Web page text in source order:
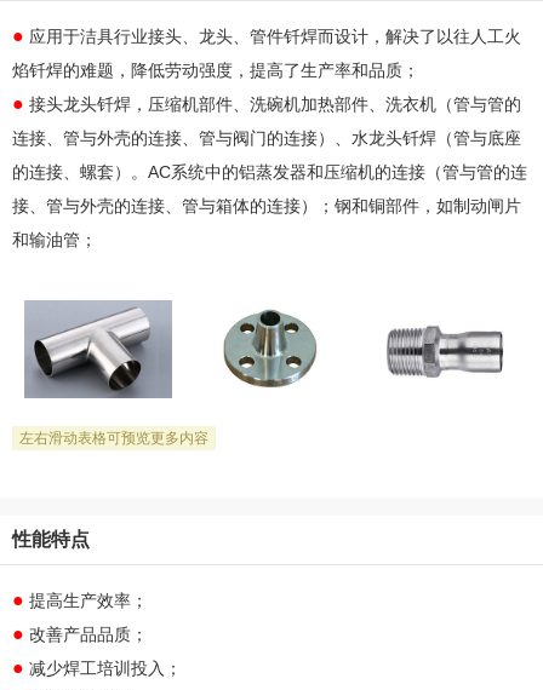
● 应用于洁具行业接头、龙头、管件钎焊而设计，解决了以往人工火
焰钎焊的难题，降低劳动强度，提高了生产率和品质；
● 接头龙头钎焊，压缩机部件、洗碗机加热部件、洗衣机（管与管的
连接、管与外壳的连接、管与阀门的连接）、水龙头钎焊（管与底座
的连接、螺套）。AC系统中的铝蒸发器和压缩机的连接（管与管的连
接、管与外壳的连接、管与箱体的连接）；钢和铜部件，如制动闸片
和输油管；
性能特点
● 提高生产效率；
● 改善产品品质；
● 减少焊工培训投入；